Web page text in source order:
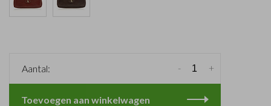
Aantal: +
-
Toevoegen aan winkelwagen